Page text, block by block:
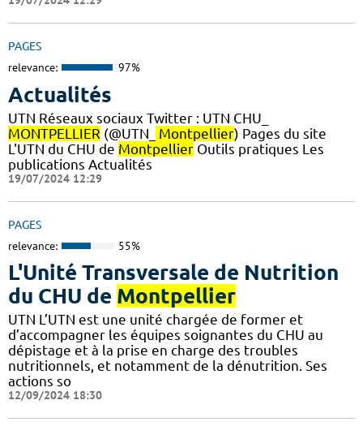
PAGES
relevance: 97%
Actualités
UTN Réseaux sociaux Twitter : UTN CHU_
MONTPELLIER (@UTN_ Montpellier) Pages du site
L'UTN du CHU de Montpellier Outils pratiques Les
publications Actualités
19/07/2024 12:29
PAGES
relevance: 55%
L'Unité Transversale de Nutrition
du CHU de Montpellier
UTN L’UTN est une unité chargée de former et
d’accompagner les équipes soignantes du CHU au
dépistage et à la prise en charge des troubles
nutritionnels, et notamment de la dénutrition. Ses
actions so
12/09/2024 18:30